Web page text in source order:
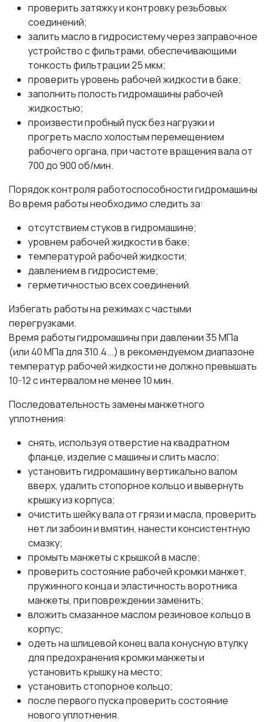
проверить затяжку и контровку резьбовых
соединений;
залить масло в гидросистему через заправочное
устройство с фильтрами, обеспечивающими
тонкость фильтрации 25 мкм;
проверить уровень рабочей жидкости в баке;
заполнить полость гидромашины рабочей
жидкостью;
произвести пробный пуск без нагрузки и
прогреть масло холостым перемещением
рабочего органа, при частоте вращения вала от
700 до 900 об/мин.
Порядок контроля работоспособности гидромашины
Во время работы необходимо следить за:
отсутствием стуков в гидромашине;
уровнем рабочей жидкости в баке;
температурой рабочей жидкости;
давлением в гидросистеме;
герметичностью всех соединений.
Избегать работы на режимах с частыми
перегрузками.
Время работы гидромашины при давлении 35 МПа
(или 40 МПа для 310.4...) в рекомендуемом диапазоне
температур рабочей жидкости не должно превышать
10-12 с интервалом не менее 10 мин.
Последовательность замены манжетного
уплотнения:
снять, используя отверстие на квадратном
фланце, изделие с машины и слить масло;
установить гидромашину вертикально валом
вверх, удалить стопорное кольцо и вывернуть
крышку из корпуса;
очистить шейку вала от грязи и масла, проверить
нет ли забоин и вмятин, нанести консистентную
смазку;
промыть манжеты с крышкой в масле;
проверить состояние рабочей кромки манжет,
пружинного конца и эластичность воротника
манжеты, при повреждении заменить;
вложить смазанное маслом резиновое кольцо в
корпус;
одеть на шлицевой конец вала конусную втулку
для предохранения кромки манжеты и
установить крышку на место;
установить стопорное кольцо;
после первого пуска проверить состояние
нового уплотнения.